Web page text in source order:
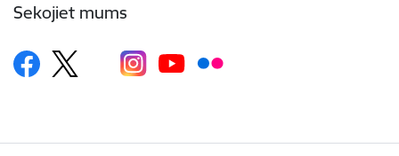
Sekojiet mums